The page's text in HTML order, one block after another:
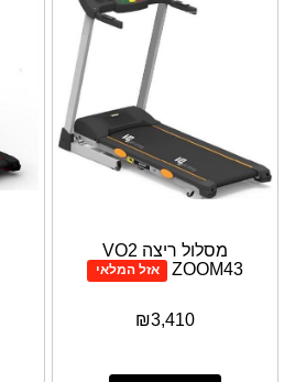
מסלול ריצה VO2
ZOOM43
אזל המלאי
₪3,410